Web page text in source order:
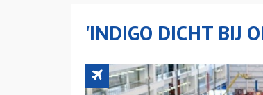
'INDIGO DICHT BIJ